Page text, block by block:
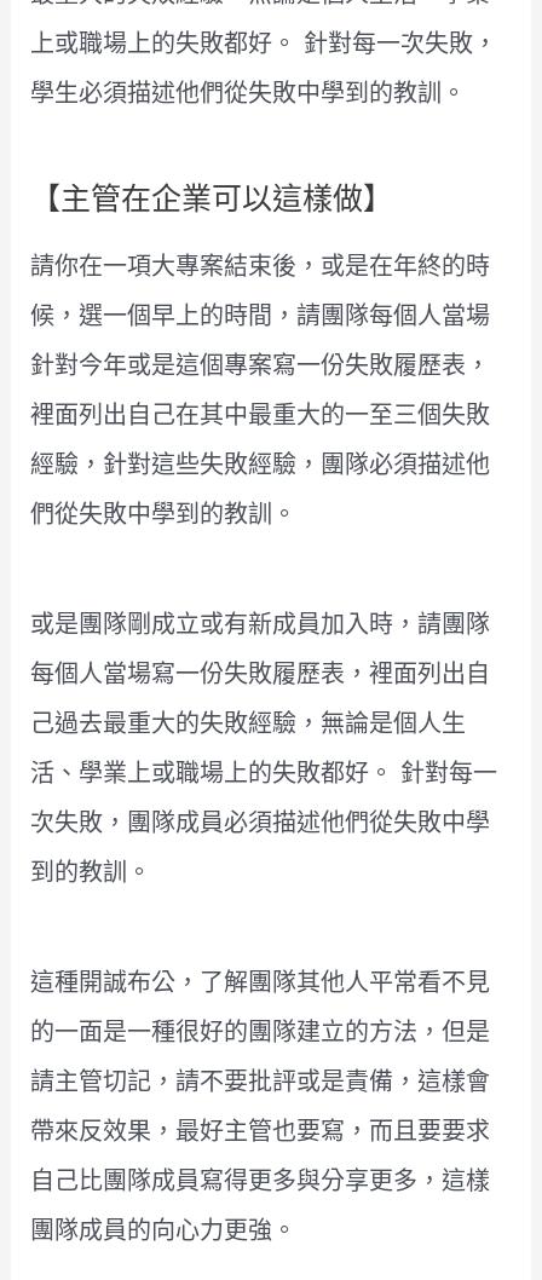
上或職場上的失敗都好。 針對每一次失敗，
學生必須描述他們從失敗中學到的教訓。
【主管在企業可以這樣做】
請你在一項大專案結束後，或是在年終的時
候，選一個早上的時間，請團隊每個人當場
針對今年或是這個專案寫一份失敗履歷表，
裡面列出自己在其中最重大的一至三個失敗
經驗，針對這些失敗經驗，團隊必須描述他
們從失敗中學到的教訓。
或是團隊剛成立或有新成員加入時，請團隊
每個人當場寫一份失敗履歷表，裡面列出自
己過去最重大的失敗經驗，無論是個人生
活、學業上或職場上的失敗都好。 針對每一
次失敗，團隊成員必須描述他們從失敗中學
到的教訓。
這種開誠布公，了解團隊其他人平常看不見
的一面是一種很好的團隊建立的方法，但是
請主管切記，請不要批評或是責備，這樣會
帶來反效果，最好主管也要寫，而且要要求
自己比團隊成員寫得更多與分享更多，這樣
團隊成員的向心力更強。